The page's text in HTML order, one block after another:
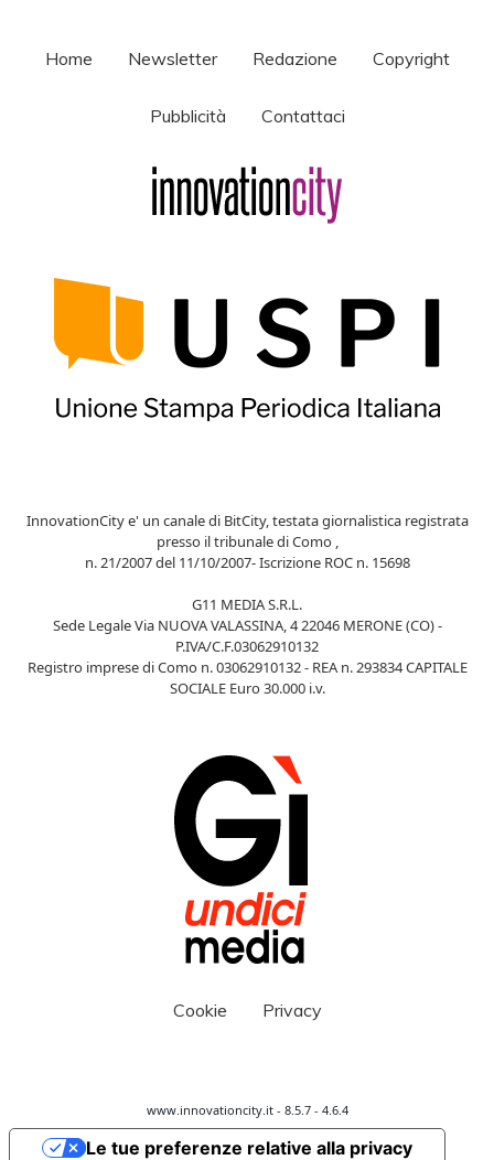
Home Newsletter Redazione Copyright
Pubblicità Contattaci
InnovationCity e' un canale di BitCity, testata giornalistica registrata
presso il tribunale di Como ,
n. 21/2007 del 11/10/2007- Iscrizione ROC n. 15698
G11 MEDIA S.R.L.
Sede Legale Via NUOVA VALASSINA, 4 22046 MERONE (CO) -
P.IVA/C.F.03062910132
Registro imprese di Como n. 03062910132 - REA n. 293834 CAPITALE
SOCIALE Euro 30.000 i.v.
Cookie Privacy
www.innovationcity.it - 8.5.7 - 4.6.4
Le tue preferenze relative alla privacy